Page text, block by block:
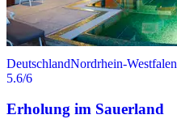
DeutschlandNordrhein-Westfalen
5.6/6
Erholung im Sauerland